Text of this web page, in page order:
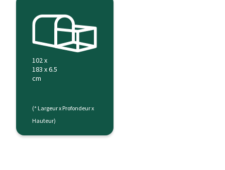
102 x
183 x 6.5
cm
(* Largeur x Profondeur x
Hauteur)